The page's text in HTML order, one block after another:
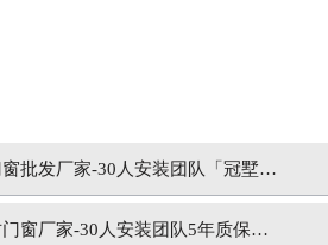
批发厂家-30人安装团队「冠墅阳
窗厂家-30人安装团队5年质保